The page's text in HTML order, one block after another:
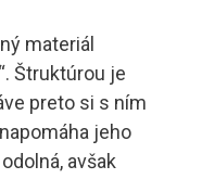
materiál
Štruktúrou je
preto si s ním
jeho
avšak